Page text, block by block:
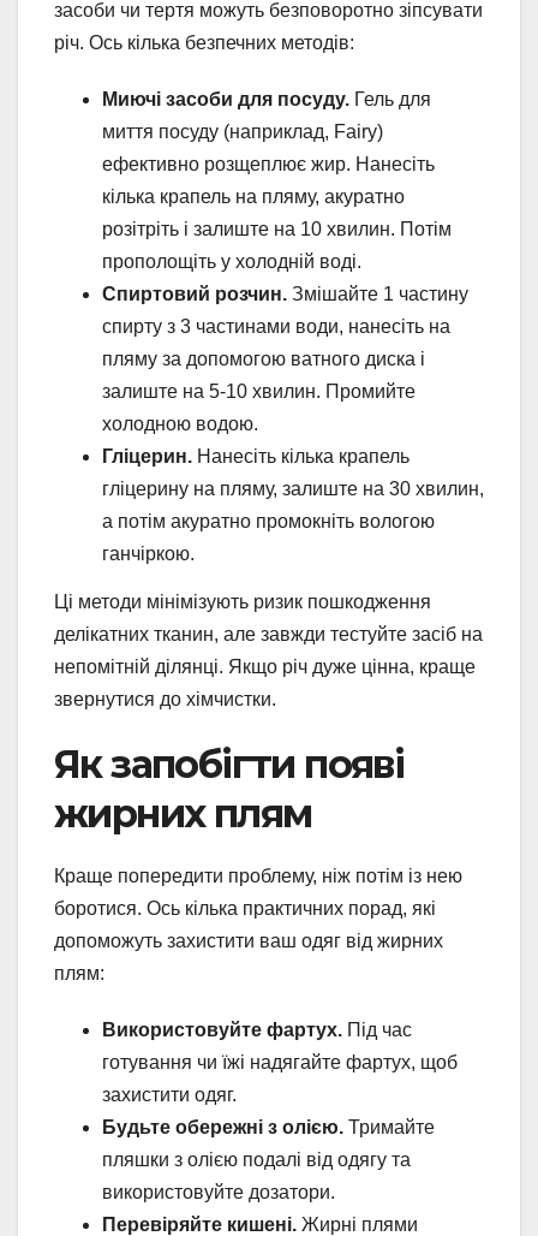
засоби чи тертя можуть безповоротно зіпсувати
річ. Ось кілька безпечних методів:
Миючі засоби для посуду. Гель для
миття посуду (наприклад, Fairy)
ефективно розщеплює жир. Нанесіть
кілька крапель на пляму, акуратно
розітріть і залиште на 10 хвилин. Потім
прополощіть у холодній воді.
Спиртовий розчин. Змішайте 1 частину
спирту з 3 частинами води, нанесіть на
пляму за допомогою ватного диска і
залиште на 5-10 хвилин. Промийте
холодною водою.
Гліцерин. Нанесіть кілька крапель
гліцерину на пляму, залиште на 30 хвилин,
а потім акуратно промокніть вологою
ганчіркою.
Ці методи мінімізують ризик пошкодження
делікатних тканин, але завжди тестуйте засіб на
непомітній ділянці. Якщо річ дуже цінна, краще
звернутися до хімчистки.
Як запобігти появі
жирних плям
Краще попередити проблему, ніж потім із нею
боротися. Ось кілька практичних порад, які
допоможуть захистити ваш одяг від жирних
плям:
Використовуйте фартух. Під час
готування чи їжі надягайте фартух, щоб
захистити одяг.
Будьте обережні з олією. Тримайте
пляшки з олією подалі від одягу та
використовуйте дозатори.
Перевіряйте кишені. Жирні плями